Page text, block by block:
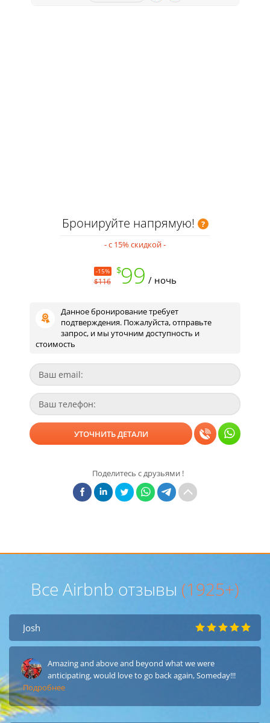
Бронируйте напрямую!
- с 15% скидкой -
-15%
$116
$99 / ночь
Данное бронирование требует
подтверждения. Пожалуйста, отправьте
запрос, и мы уточним доступность и
стоимость
Поделитесь с друзьями !
Все Airbnb отзывы (1925+)
Josh
Amazing and above and beyond what we were
anticipating, would love to go back again, Someday!!!
Подробнее